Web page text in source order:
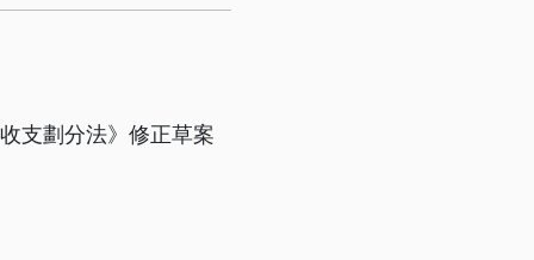
支劃分法》修正草案